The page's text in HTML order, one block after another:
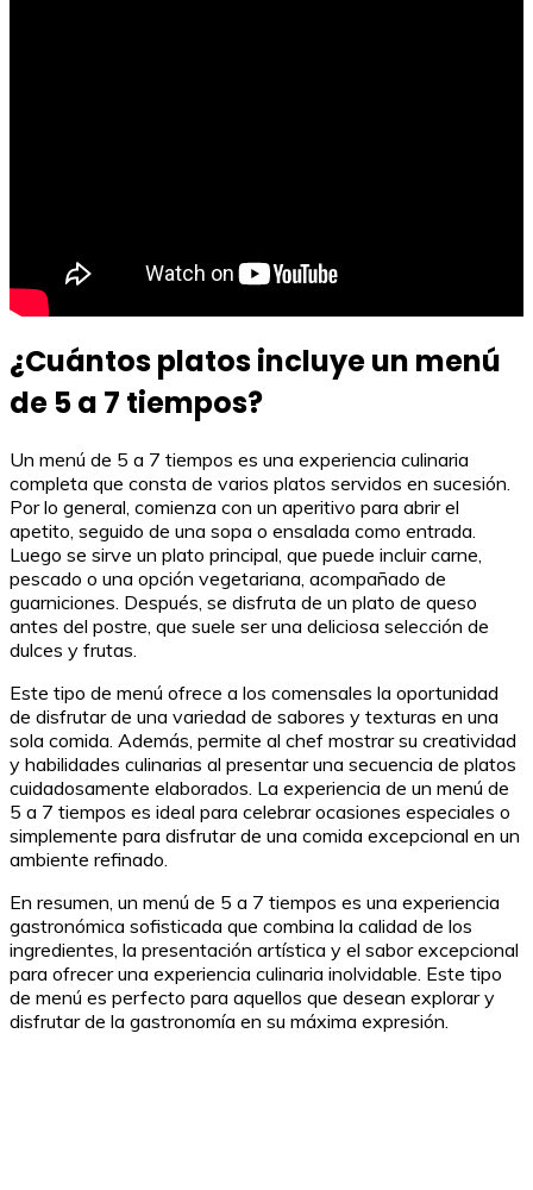
¿Cuántos platos incluye un menú
de 5 a 7 tiempos?
Un menú de 5 a 7 tiempos es una experiencia culinaria
completa que consta de varios platos servidos en sucesión.
Por lo general, comienza con un aperitivo para abrir el
apetito, seguido de una sopa o ensalada como entrada.
Luego se sirve un plato principal, que puede incluir carne,
pescado o una opción vegetariana, acompañado de
guarniciones. Después, se disfruta de un plato de queso
antes del postre, que suele ser una deliciosa selección de
dulces y frutas.
Este tipo de menú ofrece a los comensales la oportunidad
de disfrutar de una variedad de sabores y texturas en una
sola comida. Además, permite al chef mostrar su creatividad
y habilidades culinarias al presentar una secuencia de platos
cuidadosamente elaborados. La experiencia de un menú de
5 a 7 tiempos es ideal para celebrar ocasiones especiales o
simplemente para disfrutar de una comida excepcional en un
ambiente refinado.
En resumen, un menú de 5 a 7 tiempos es una experiencia
gastronómica sofisticada que combina la calidad de los
ingredientes, la presentación artística y el sabor excepcional
para ofrecer una experiencia culinaria inolvidable. Este tipo
de menú es perfecto para aquellos que desean explorar y
disfrutar de la gastronomía en su máxima expresión.